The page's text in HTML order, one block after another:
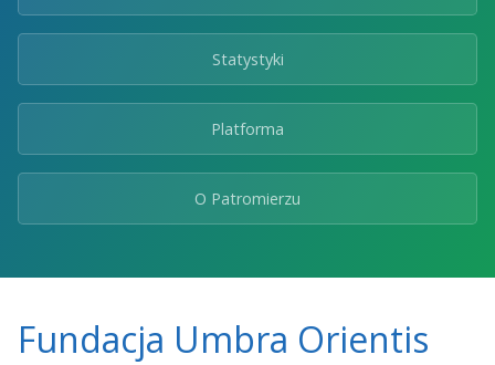
Statystyki
Platforma
O Patromierzu
Fundacja Umbra Orientis